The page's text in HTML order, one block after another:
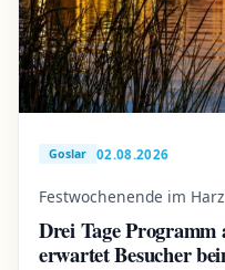
Goslar 02.08.2026
Festwochenende im Harz
Drei Tage Programm
erwartet Besucher